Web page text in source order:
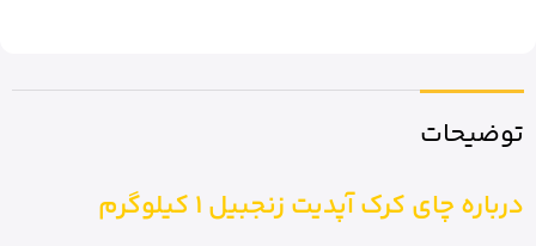
توضیحات
درباره چای کرک آپدیت زنجبیل 1 کیلوگرم